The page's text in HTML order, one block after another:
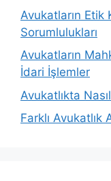
Avukatların Etik
Sorumlulukları
Avukatların
İdari İşlemler
Avukatlıkta
Farklı Avukatlık